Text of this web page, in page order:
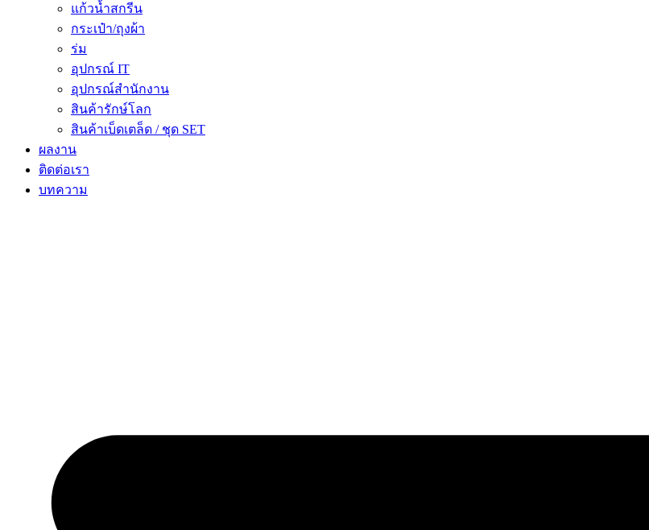
แก้วน้ำสกรีน
กระเป๋า/ถุงผ้า
ร่ม
อุปกรณ์ IT
อุปกรณ์สำนักงาน
สินค้ารักษ์โลก
สินค้าเบ็ดเตล็ด / ชุด SET
ผลงาน
ติดต่อเรา
บทความ